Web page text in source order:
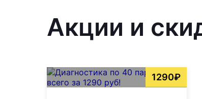
Акции и
1290₽